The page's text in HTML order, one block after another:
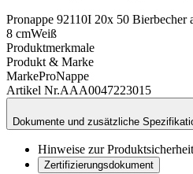
Pronappe 92110I 20x 50
8 cmWeiß
Produktmerkmale
Produkt & Marke
MarkeProNappe
Artikel Nr.AAA0047223015
Dokumente und zusätzliche
Hinweise zur Produktsicherheit
Zertifizierungsdokument